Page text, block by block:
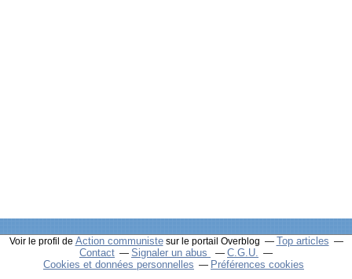
Voir le profil de Action communistesur le portail Overblog
Top articles
Contact
Signaler un abus
C.G.U.
Cookies et données personnelles
Préférences cookies